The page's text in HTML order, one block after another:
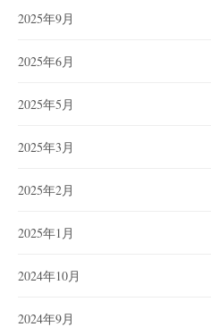
2025年9月
2025年6月
2025年5月
2025年3月
2025年2月
2025年1月
2024年10月
2024年9月